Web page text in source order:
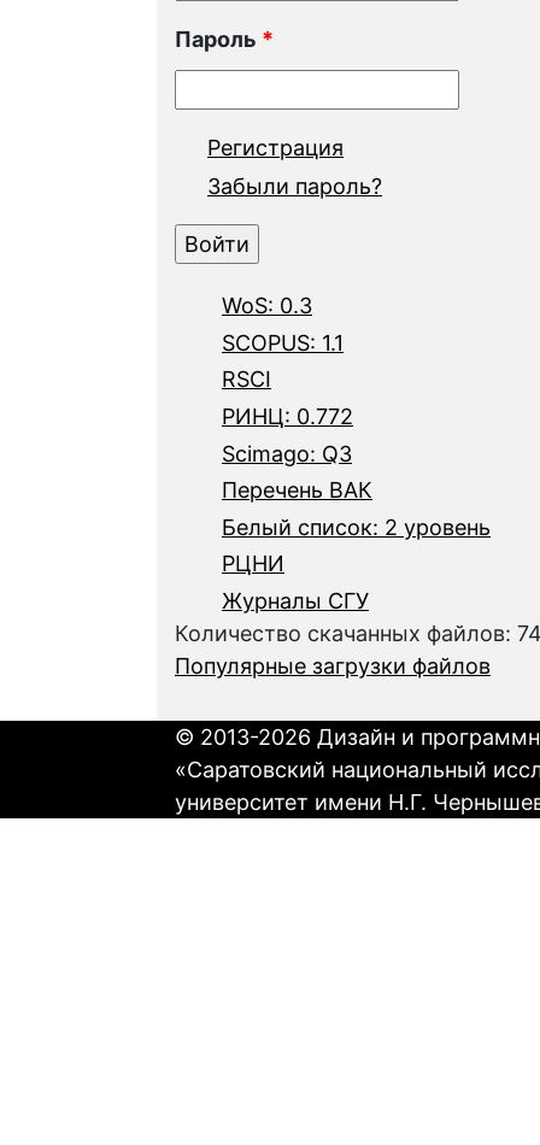
Пароль *
Регистрация
Забыли пароль?
WoS: 0.3
SCOPUS: 1.1
RSCI
РИНЦ: 0.772
Scimago: Q3
Перечень ВАК
Белый список: 2 уровень
РЦНИ
Журналы СГУ
Количество скачанных файлов:
Популярные загрузки файлов
© 2013-2026 Дизайн и
«Саратовский национальный
университет имени Н.Г.